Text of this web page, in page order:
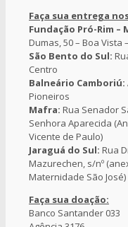
Faça sua entrega
Fundação Pró-Rim –
Dumas, 50 – Boa Vista
São Bento do Sul:
Centro
Balneário Camboriú:
Pioneiros
Mafra: Rua Senador
Senhora Aparecida
Vicente de Paulo)
Jaraguá do Sul: Rua
Mazurechen, s/nº
Maternidade São José)
Faça sua doação:
Banco Santander 033